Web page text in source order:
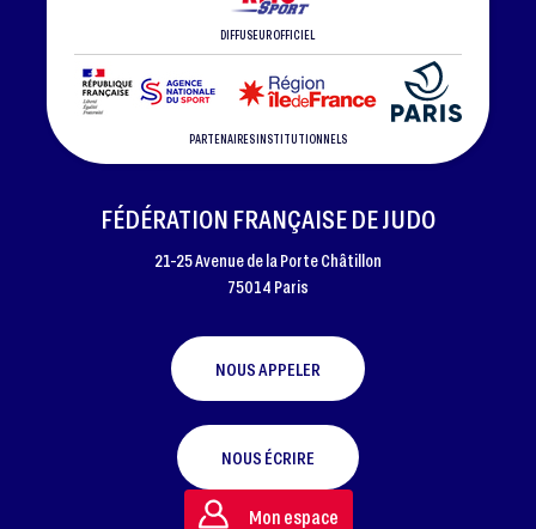
DIFFUSEUR OFFICIEL
PARTENAIRES INSTITUTIONNELS
FÉDÉRATION FRANÇAISE DE JUDO
21-25 Avenue de la Porte Châtillon
75014 Paris
NOUS APPELER
NOUS ÉCRIRE
Mon espace